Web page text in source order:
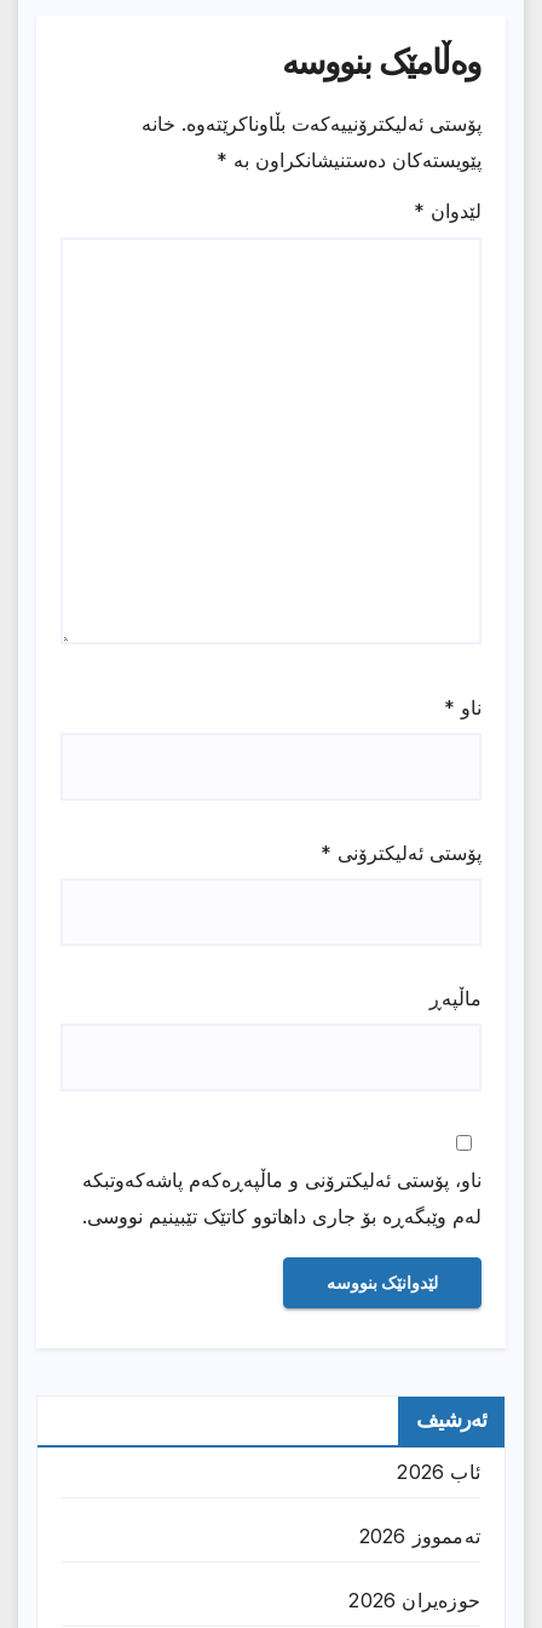
وەڵامێک بنووسە
پۆستی ئەلیکترۆنییەکەت بڵاوناکرێتەوە. خانە
پێویستەکان دەستنیشانکراون بە *
لێدوان *
ناو *
پۆستی ئەلیکترۆنی *
ماڵپه‌ڕ
ناو، پۆستی ئەلیکترۆنی و ماڵپەڕەکەم پاشەکەوتبکە
لەم وێبگەڕە بۆ جاری داهاتوو کاتێک تێبینیم نووسی.
ئەرشیف
ئاب 2026
تەممووز 2026
حوزه‌یران 2026